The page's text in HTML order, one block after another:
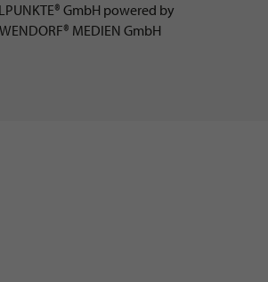
GmbH powered by
MEDIEN GmbH